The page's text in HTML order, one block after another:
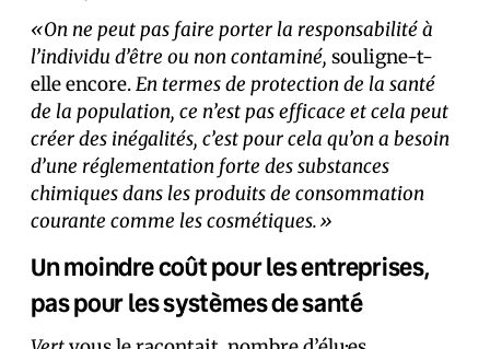
«On ne peut pas faire porter la responsabilité à
l’individu d’être ou non contaminé, souligne-t-
elle encore.En termes de protection de la santé
de la population, ce n’est pas efficace et cela peut
créer des inégalités, c’est pour cela qu’on a besoin
d’une réglementation forte des substances
chimiques dans les produits de consommation
courante comme les cosmétiques.»
Un moindre coût pour les entreprises,
pas pour les systèmes de santé